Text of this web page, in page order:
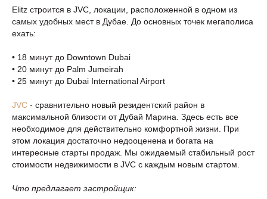
Elitz строится в JVC, локации, расположенной в одном из
самых удобных мест в Дубае. До основных точек мегаполиса
ехать:
• 18 минут до Downtown Dubai
• 20 минут до Palm Jumeirah
• 25 минут до Dubai International Airport
JVC - сравнительно новый резидентский район в
максимальной близости от Дубай Марина. Здесь есть все
необходимое для действительно комфортной жизни. При
этом локация достаточно недооценена и богата на
интересные старты продаж. Мы ожидаемый стабильный рост
стоимости недвижимости в JVC с каждым новым стартом.
Что предлагает застройщик: